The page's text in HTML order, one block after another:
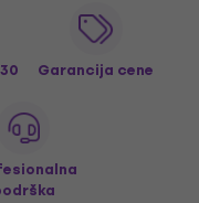
Garancija cene